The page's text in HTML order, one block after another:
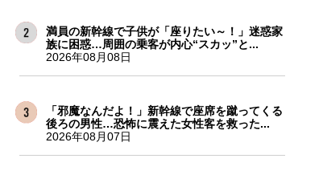
満員の新幹線で子供が「座りたい～！」迷惑家
族に困惑…周囲の乗客が内心“スカッ”と...
2026年08月08日
「邪魔なんだよ！」新幹線で座席を蹴ってくる
後ろの男性…恐怖に震えた女性客を救った...
2026年08月07日